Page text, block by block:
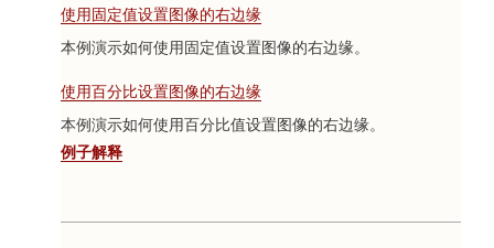
使用固定值设置图像的右边缘
本例演示如何使用固定值设置图像的右边缘。
使用百分比设置图像的右边缘
本例演示如何使用百分比值设置图像的右边缘。
例子解释